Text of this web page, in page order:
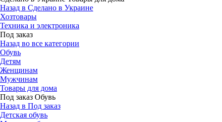
Назад в Сделано в Украине
Хозтовары
Техника и электроника
Под заказ
Назад во все категории
Обувь
Детям
Женщинам
Мужчинам
Товары для дома
Под заказ Обувь
Назад в Под заказ
Детская обувь